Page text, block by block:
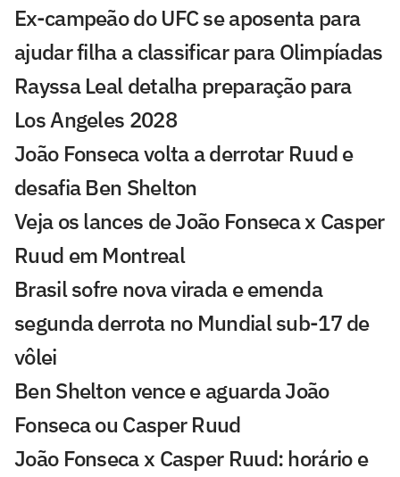
Ex-campeão do UFC se aposenta para
ajudar filha a classificar para Olimpíadas
Rayssa Leal detalha preparação para
Los Angeles 2028
João Fonseca volta a derrotar Ruud e
desafia Ben Shelton
Veja os lances de João Fonseca x Casper
Ruud em Montreal
Brasil sofre nova virada e emenda
segunda derrota no Mundial sub-17 de
vôlei
Ben Shelton vence e aguarda João
Fonseca ou Casper Ruud
João Fonseca x Casper Ruud: horário e